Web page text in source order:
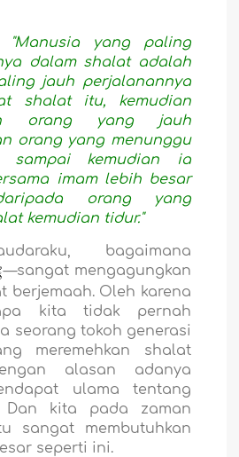
"Manusia yang paling
dalam shalat adalah
jauh perjalanannya
shalat itu, kemudian
orang yang jauh
orang yang menunggu
sampai kemudian ia
imam lebih besar
orang yang
kemudian tidur."
bagaimana
—sangat mengagungkan
berjemaah. Oleh karena
kita tidak pernah
seorang tokoh generasi
meremehkan shalat
alasan adanya
ulama tentang
Dan kita pada zaman
sangat membutuhkan
seperti ini.